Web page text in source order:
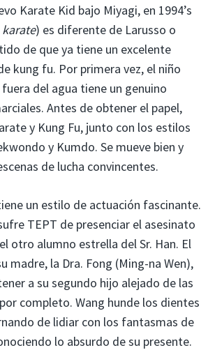
Karate Kid bajo Miyagi, en 1994’s
) es diferente de Larusso o
de que ya tiene un excelente
kung fu. Por primera vez, el niño
del agua tiene un genuino
Antes de obtener el papel,
y Kung Fu, junto con los estilos
y Kumdo. Se mueve bien y
de lucha convincentes.
un estilo de actuación fascinante.
TEPT de presenciar el asesinato
otro alumno estrella del Sr. Han. El
madre, la Dra. Fong (Ming-na Wen),
a su segundo hijo alejado de las
completo. Wang hunde los dientes
de lidiar con los fantasmas de
lo absurdo de su presente.